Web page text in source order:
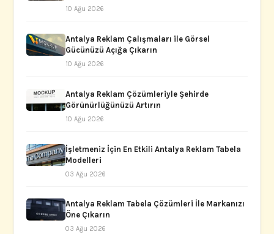
10 Ağu 2026
Antalya Reklam Çalışmaları ile Görsel
Gücünüzü Açığa Çıkarın
10 Ağu 2026
Antalya Reklam Çözümleriyle Şehirde
Görünürlüğünüzü Artırın
10 Ağu 2026
İşletmeniz İçin En Etkili Antalya Reklam Tabela
Modelleri
03 Ağu 2026
Antalya Reklam Tabela Çözümleri İle Markanızı
Öne Çıkarın
03 Ağu 2026